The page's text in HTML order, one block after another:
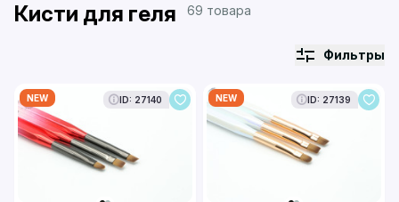
Кисти для геля 69 товара
Фильтры
NEW ID: 27140 NEW ID: 27139